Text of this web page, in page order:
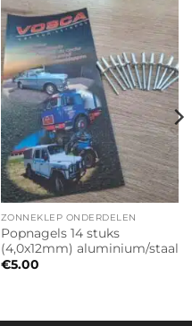
ZONNEKLEP ONDERDELEN
Popnagels 14 stuks
(4,0x12mm) aluminium/staal
€5.00